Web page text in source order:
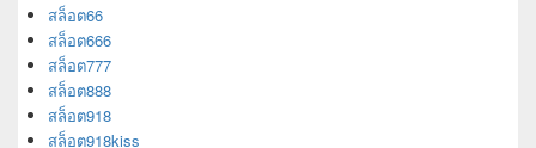
สล็อต66
สล็อต666
สล็อต777
สล็อต888
สล็อต918
สล็อต918kiss